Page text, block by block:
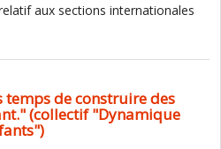
aux sections internationales
de construire des
(collectif "Dynamique